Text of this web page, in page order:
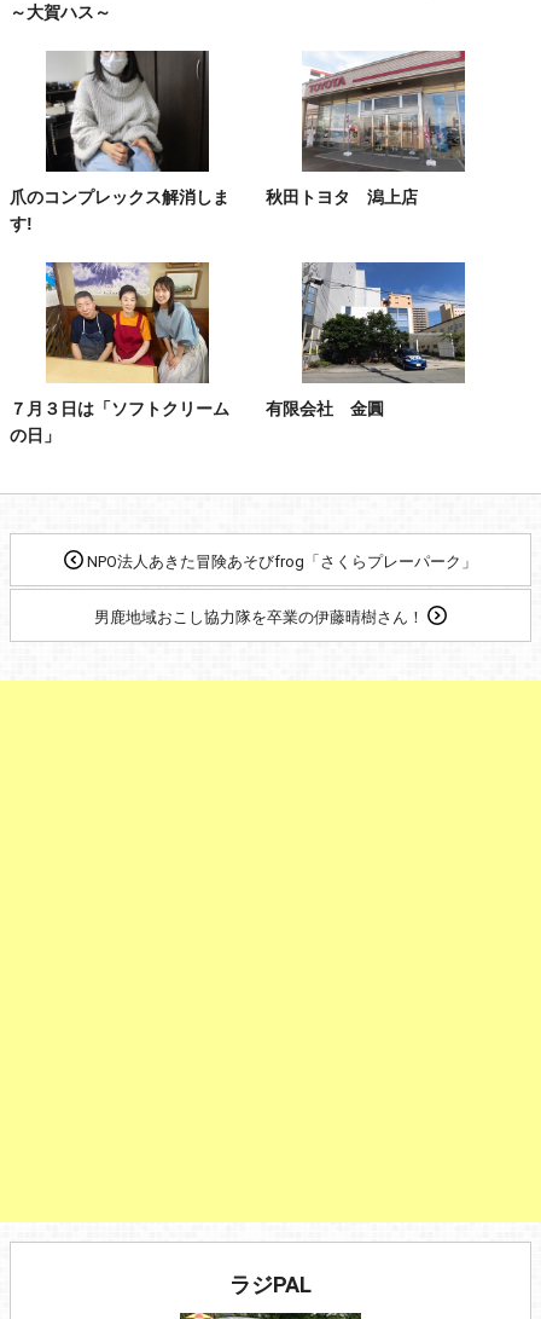
～大賀ハス～
爪のコンプレックス解消しま
す!
秋田トヨタ 潟上店
７月３日は「ソフトクリーム
の日」
有限会社 金圓
NPO法人あきた冒険あそびfrog「さくらプレーパーク」
男鹿地域おこし協力隊を卒業の伊藤晴樹さん！
ラジPAL